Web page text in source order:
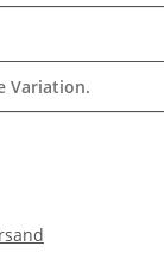
Variation.